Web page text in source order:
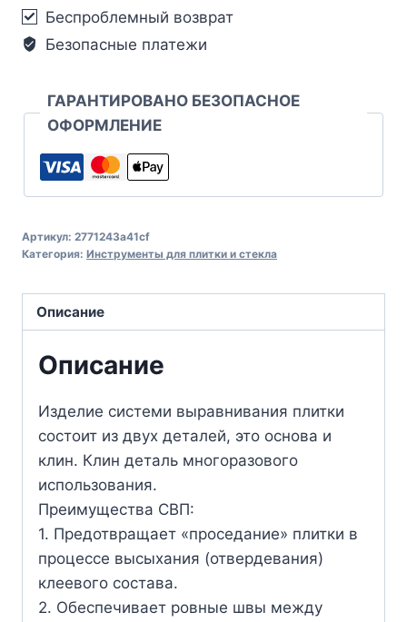
Беспроблемный возврат
Безопасные платежи
ГАРАНТИРОВАНО БЕЗОПАСНОЕ
ОФОРМЛЕНИЕ
Артикул: 2771243a41cf
Категория: Инструменты для плитки и стекла
Описание
Описание
Изделие системи выравнивания плитки
состоит из двух деталей, это основа и
клин. Клин деталь многоразового
использования.
Преимущества СВП:
1. Предотвращает «проседание» плитки в
процессе высыхания (отвердевания)
клеевого состава.
2. Обеспечивает ровные швы между